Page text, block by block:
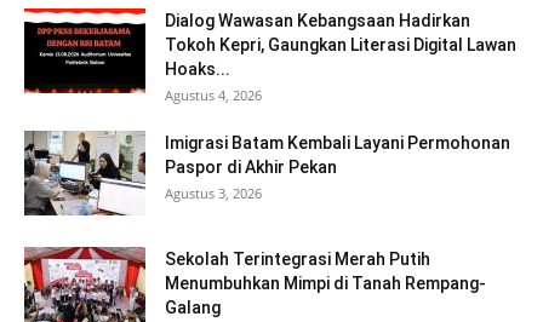
Dialog Wawasan Kebangsaan Hadirkan
Tokoh Kepri, Gaungkan Literasi Digital Lawan
Hoaks...
Agustus 4, 2026
Imigrasi Batam Kembali Layani Permohonan
Paspor di Akhir Pekan
Agustus 3, 2026
Sekolah Terintegrasi Merah Putih
Menumbuhkan Mimpi di Tanah Rempang-
Galang